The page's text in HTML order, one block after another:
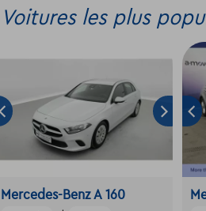
Voitures les plus
Mercedes-Benz A 160